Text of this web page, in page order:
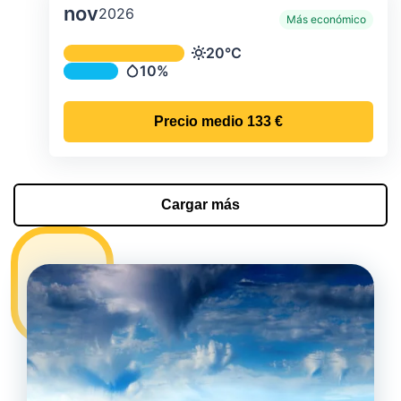
nov2026 Más económico
Temperatura y precipitación media
Temperatura
20°C
Precipitación
10%
Precio medio 133 €
Cargar más